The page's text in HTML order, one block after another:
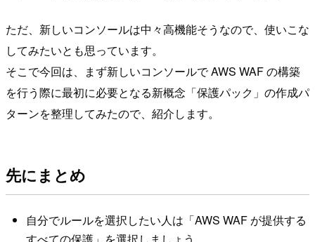
ただ、新しいコンソールは中々高機能そうなので、使いこな
してみたいとも思っています。
そこで今回は、まず新しいコンソールで AWS WAF の構築
を行う際に最初に必要となる新概念「保護パック」の作成パ
ターンを整理してみたので、紹介します。
先にまとめ
自分でルールを選択したい人は「AWS WAF が提供する